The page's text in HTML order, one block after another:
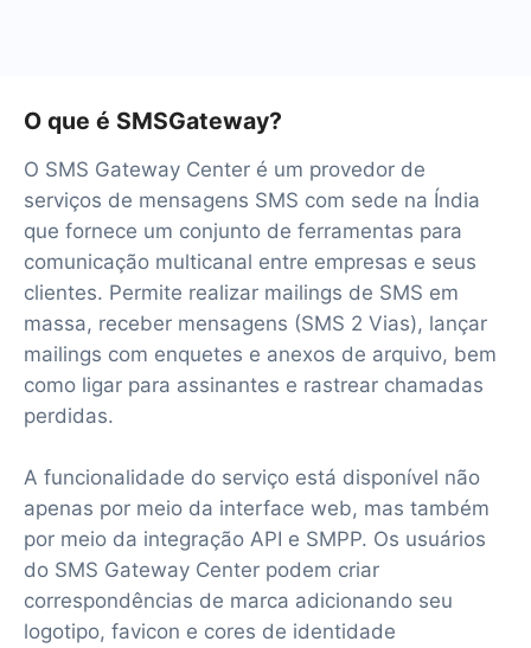
O que é SMSGateway?
O SMS Gateway Center é um provedor de
serviços de mensagens SMS com sede na Índia
que fornece um conjunto de ferramentas para
comunicação multicanal entre empresas e seus
clientes. Permite realizar mailings de SMS em
massa, receber mensagens (SMS 2 Vias), lançar
mailings com enquetes e anexos de arquivo, bem
como ligar para assinantes e rastrear chamadas
perdidas.
A funcionalidade do serviço está disponível não
apenas por meio da interface web, mas também
por meio da integração API e SMPP. Os usuários
do SMS Gateway Center podem criar
correspondências de marca adicionando seu
logotipo, favicon e cores de identidade